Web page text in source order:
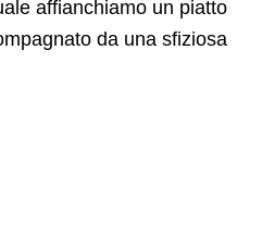
affianchiamo un piatto
da una sfiziosa